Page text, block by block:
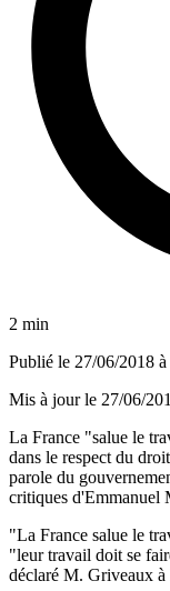
2 min
Publié le 27/06/2018
Mis à jour le 27/06/
La France "salue le
dans le respect du
parole du
critiques
"La France salue le
"leur travail doit se
déclaré M. Griveaux à